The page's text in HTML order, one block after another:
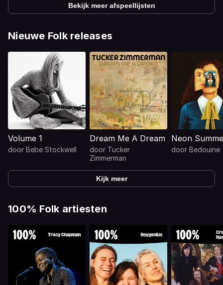
Bekijk meer afspeellijsten
Nieuwe Folk releases
Volume 1
door Bebe Stockwell
Dream Me A Dream
door Tucker
Zimmerman
Neon
door Bedouine
Kijk meer
100% Folk artiesten